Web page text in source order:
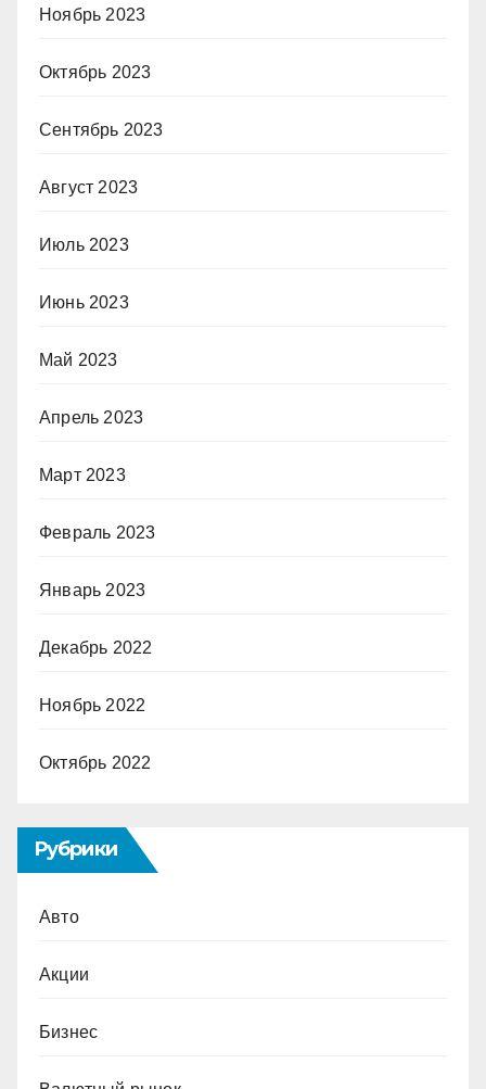
Ноябрь 2023
Октябрь 2023
Сентябрь 2023
Август 2023
Июль 2023
Июнь 2023
Май 2023
Апрель 2023
Март 2023
Февраль 2023
Январь 2023
Декабрь 2022
Ноябрь 2022
Октябрь 2022
Рубрики
Авто
Акции
Бизнес